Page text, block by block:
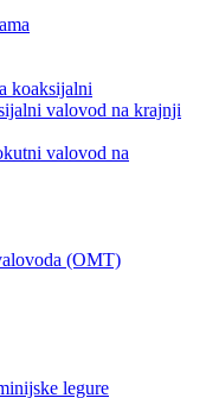
koaksijalni
valovod na krajnji
valovod na
(OMT)
legure